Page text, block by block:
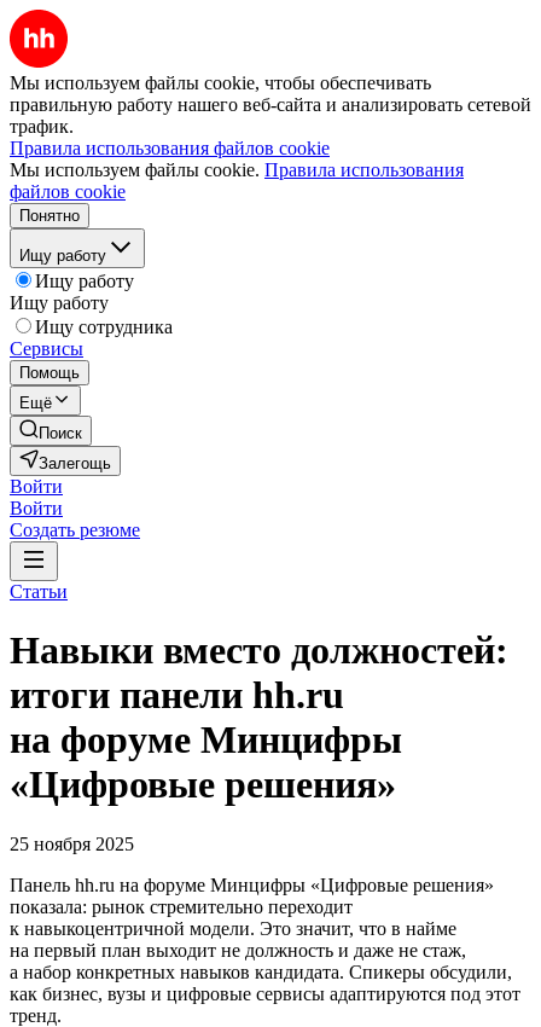
Мы используем файлы cookie, чтобы обеспечивать
правильную работу нашего веб-сайта и анализировать сетевой
трафик.
Правила использования файлов cookie
Мы используем файлы cookie. Правила использования
файлов cookie
Понятно
Ищу работу
Ищу работу
Ищу работу
Ищу сотрудника
Сервисы
Помощь
Ещё
Поиск
Залегощь
Войти
Войти
Создать резюме
Статьи
Навыки вместо должностей:
итоги панели hh.ru
на форуме Минцифры
«Цифровые решения»
25 ноября 2025
Панель hh.ru на форуме Минцифры «Цифровые решения»
показала: рынок стремительно переходит
к навыкоцентричной модели. Это значит, что в найме
на первый план выходит не должность и даже не стаж,
а набор конкретных навыков кандидата. Спикеры обсудили,
как бизнес, вузы и цифровые сервисы адаптируются под этот
тренд.